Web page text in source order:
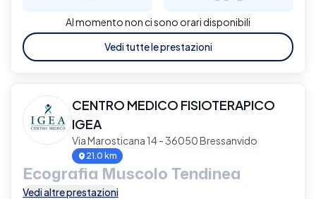
Al momento non ci sono orari disponibili
Vedi tutte le prestazioni
CENTRO MEDICO FISIOTERAPICO
IGEA
Via Marosticana 14 - 36050 Bressanvido
21.0 km
Ecografia Muscolo Tendinea
Vedi altre prestazioni